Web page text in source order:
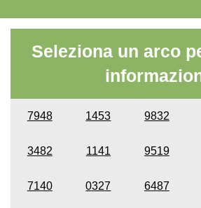
Seleziona un arco
7948 1453 9832
3482 1141 9519
7140 0327 6487